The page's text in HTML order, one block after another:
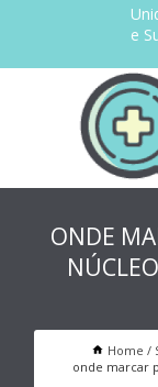
e
ONDE
Home
onde marcar